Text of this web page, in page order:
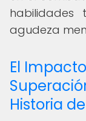
habilidades
agudeza
El
Historia